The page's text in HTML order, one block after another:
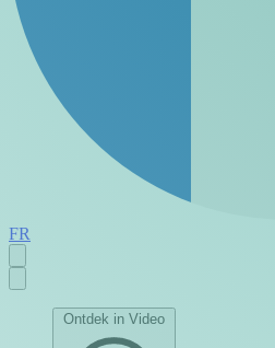
FR
Ontdek in Video